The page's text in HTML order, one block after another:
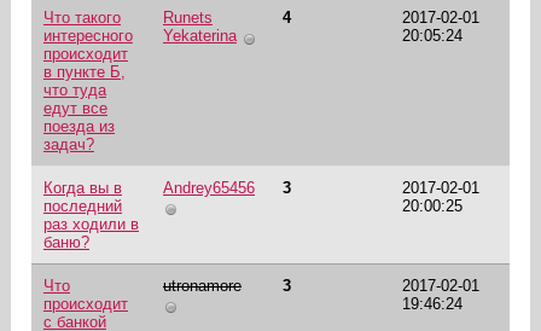
Что такого
интересного
происходит
в пункте Б,
что туда
едут все
поезда из
задач?
Runets
Yekaterina
4
2017-02-01
20:05:24
Когда вы в
последний
раз ходили в
баню?
Andrey65456 3
2017-02-01
20:00:25
Что
происходит
с банкой
utronamore 3
2017-02-01
19:46:24